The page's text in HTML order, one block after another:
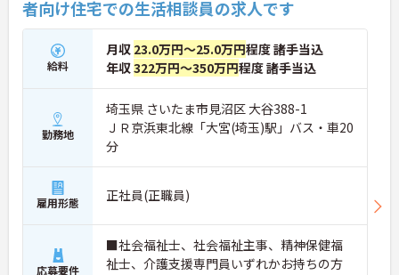
者向け住宅での生活相談員の求人です
給料
月収 23.0万円～25.0万円程度 諸手当込
年収322万円～350万円程度 諸手当込
勤務地
埼玉県 さいたま市見沼区 大谷388-1
ＪＲ京浜東北線「大宮(埼玉)駅」バス・車20
分
雇用形態 正社員(正職員)
応募要件
■社会福祉士、社会福祉主事、精神保健福
祉士、介護支援専門員いずれかお持ちの方